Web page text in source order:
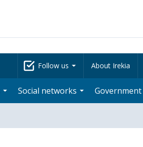
Follow us About Irekia
Social networks